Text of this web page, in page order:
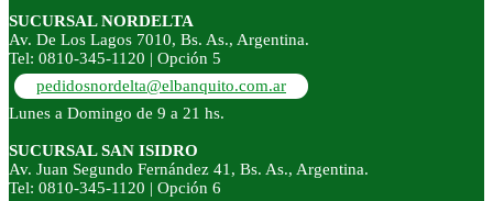
SUCURSAL NORDELTA
Av. De Los Lagos 7010, Bs. As., Argentina.
Tel: 0810-345-1120 | Opción 5
pedidosnordelta@elbanquito.com.ar
Lunes a Domingo de 9 a 21 hs.
SUCURSAL SAN ISIDRO
Av. Juan Segundo Fernández 41, Bs. As., Argentina.
Tel: 0810-345-1120 | Opción 6